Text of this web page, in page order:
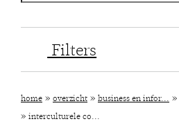
Filters
home » overzicht » business en infor... »
» interculturele co...